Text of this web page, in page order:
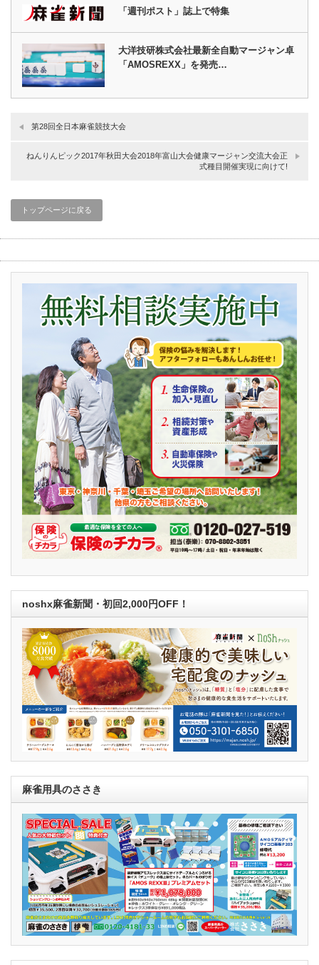
「週刊ポスト」誌上で特集
大洋技研株式会社最新全自動マージャン卓
「AMOSREXX」を発売…
第28回全日本麻雀競技大会
ねんりんピック2017年秋田大会2018年富山大会健康マージャン交流大会正
式種目開催実現に向けて!
トップページに戻る
noshx麻雀新聞・初回2,000円OFF！
麻雀用具のささき